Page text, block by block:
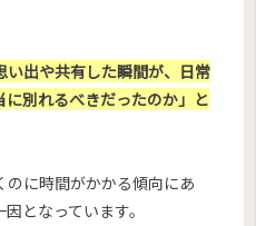
出や共有した瞬間が、日常
別れるべきだったのか」と
のに時間がかかる傾向にあ
となっています。